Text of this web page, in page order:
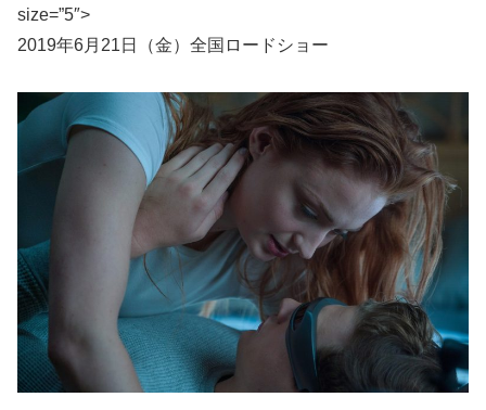
size=”5″>
2019年6月21日（金）全国ロードショー